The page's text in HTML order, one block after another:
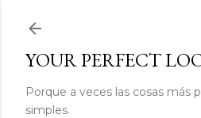
YOUR PERFECT
Porque a veces las cosas más
simples.